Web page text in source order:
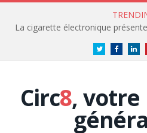
TwitterFacebook
Circ8, votre